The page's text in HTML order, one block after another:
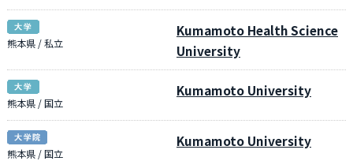
熊本県 / 私立
Kumamoto Health Science
University
熊本県 / 国立
Kumamoto University
熊本県 / 国立
Kumamoto University